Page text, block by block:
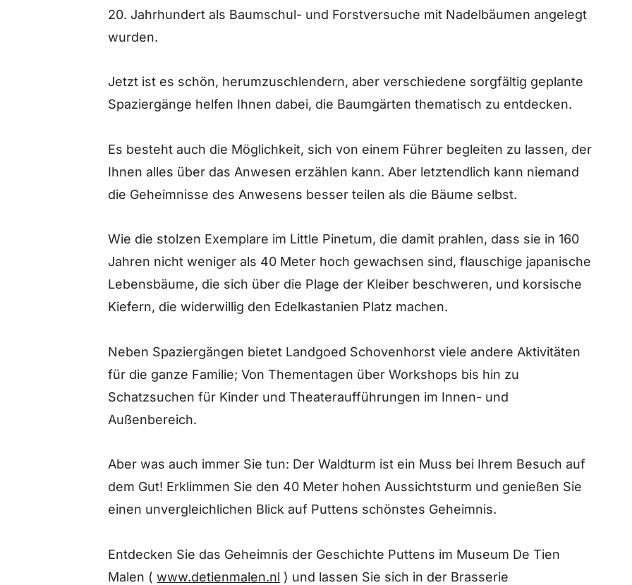
20. Jahrhundert als Baumschul- und Forstversuche mit Nadelbäumen angelegt
wurden.
Jetzt ist es schön, herumzuschlendern, aber verschiedene sorgfältig geplante
Spaziergänge helfen Ihnen dabei, die Baumgärten thematisch zu entdecken.
Es besteht auch die Möglichkeit, sich von einem Führer begleiten zu lassen, der
Ihnen alles über das Anwesen erzählen kann. Aber letztendlich kann niemand
die Geheimnisse des Anwesens besser teilen als die Bäume selbst.
Wie die stolzen Exemplare im Little Pinetum, die damit prahlen, dass sie in 160
Jahren nicht weniger als 40 Meter hoch gewachsen sind, flauschige japanische
Lebensbäume, die sich über die Plage der Kleiber beschweren, und korsische
Kiefern, die widerwillig den Edelkastanien Platz machen.
Neben Spaziergängen bietet Landgoed Schovenhorst viele andere Aktivitäten
für die ganze Familie; Von Thementagen über Workshops bis hin zu
Schatzsuchen für Kinder und Theateraufführungen im Innen- und
Außenbereich.
Aber was auch immer Sie tun: Der Waldturm ist ein Muss bei Ihrem Besuch auf
dem Gut! Erklimmen Sie den 40 Meter hohen Aussichtsturm und genießen Sie
einen unvergleichlichen Blick auf Puttens schönstes Geheimnis.
Entdecken Sie das Geheimnis der Geschichte Puttens im Museum De Tien
Malen (www.detienmalen.nl ) und lassen Sie sich in der Brasserie